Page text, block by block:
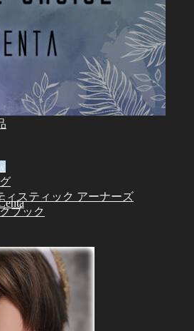
セサリー
ッグ
ィスティック アーナーズ
ブック
一覧
ガイド
イド